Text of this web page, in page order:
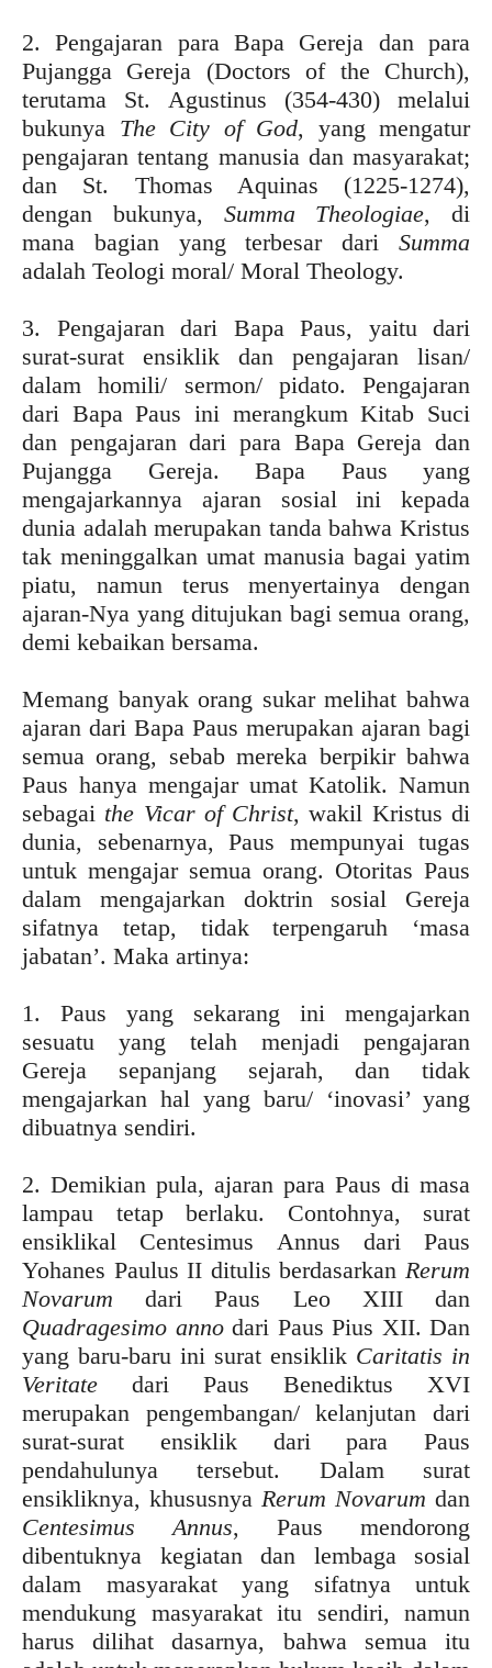
2. Pengajaran para Bapa Gereja dan para
Pujangga Gereja (Doctors of the Church),
terutama St. Agustinus (354-430) melalui
bukunya The City of God, yang mengatur
pengajaran tentang manusia dan masyarakat;
dan St. Thomas Aquinas (1225-1274),
dengan bukunya, Summa Theologiae, di
mana bagian yang terbesar dari Summa
adalah Teologi moral/ Moral Theology.
3. Pengajaran dari Bapa Paus, yaitu dari
surat-surat ensiklik dan pengajaran lisan/
dalam homili/ sermon/ pidato. Pengajaran
dari Bapa Paus ini merangkum Kitab Suci
dan pengajaran dari para Bapa Gereja dan
Pujangga Gereja. Bapa Paus yang
mengajarkannya ajaran sosial ini kepada
dunia adalah merupakan tanda bahwa Kristus
tak meninggalkan umat manusia bagai yatim
piatu, namun terus menyertainya dengan
ajaran-Nya yang ditujukan bagi semua orang,
demi kebaikan bersama.
Memang banyak orang sukar melihat bahwa
ajaran dari Bapa Paus merupakan ajaran bagi
semua orang, sebab mereka berpikir bahwa
Paus hanya mengajar umat Katolik. Namun
sebagai the Vicar of Christ, wakil Kristus di
dunia, sebenarnya, Paus mempunyai tugas
untuk mengajar semua orang. Otoritas Paus
dalam mengajarkan doktrin sosial Gereja
sifatnya tetap, tidak terpengaruh ‘masa
jabatan’. Maka artinya:
1. Paus yang sekarang ini mengajarkan
sesuatu yang telah menjadi pengajaran
Gereja sepanjang sejarah, dan tidak
mengajarkan hal yang baru/ ‘inovasi’ yang
dibuatnya sendiri.
2. Demikian pula, ajaran para Paus di masa
lampau tetap berlaku. Contohnya, surat
ensiklikal Centesimus Annus dari Paus
Yohanes Paulus II ditulis berdasarkan Rerum
Novarum dari Paus Leo XIII dan
Quadragesimo annodari Paus Pius XII. Dan
yang baru-baru ini surat ensiklik Caritatis in
Veritate dari Paus Benediktus XVI
merupakan pengembangan/ kelanjutan dari
surat-surat ensiklik dari para Paus
pendahulunya tersebut. Dalam surat
ensikliknya, khususnya Rerum Novarum dan
Centesimus Annus, Paus mendorong
dibentuknya kegiatan dan lembaga sosial
dalam masyarakat yang sifatnya untuk
mendukung masyarakat itu sendiri, namun
harus dilihat dasarnya, bahwa semua itu